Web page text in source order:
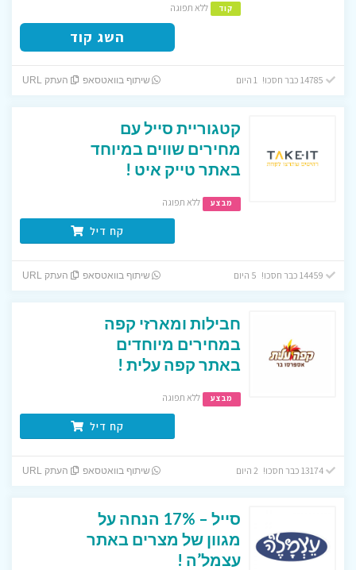
קוד ללא תפוגה
השג קוד
שיתוף בוואטסאפ העתק URL
קטגוריית סייל עם
מחירים שווים במיוחד
באתר טייק איט !
מבצע ללא תפוגה
קח דיל
שיתוף בוואטסאפ העתק URL
חבילות ומארזי קפה
במחירים מיוחדים
באתר קפה עלית !
מבצע ללא תפוגה
קח דיל
13174 כבר חסכו! 2 היום שיתוף בוואטסאפ העתק URL
סייל – 17% הנחה על
מגוון של מצרים באתר
עצמל’ה !